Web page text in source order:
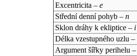
Excentricita – e
Střední denní pohyb – n
Sklon dráhy k ekliptice – i
Délka vzestupného uzlu –
Argument šířky perihelu